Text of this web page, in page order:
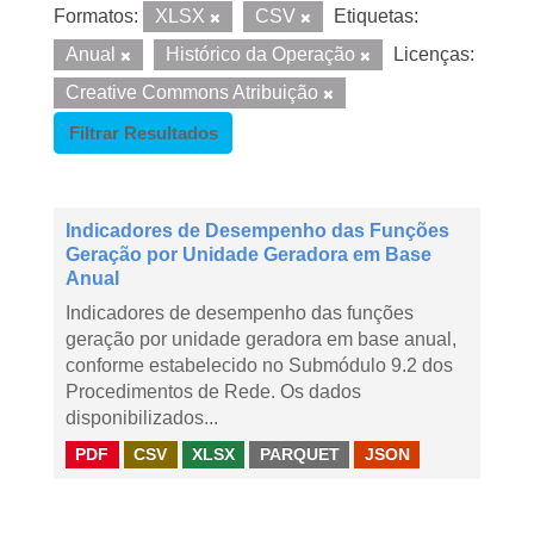
Formatos: XLSX CSV
Etiquetas:
Anual
Histórico da Operação
Licenças:
Creative Commons Atribuição
Filtrar Resultados
Indicadores de Desempenho das Funções
Geração por Unidade Geradora em Base
Anual
Indicadores de desempenho das funções
geração por unidade geradora em base anual,
conforme estabelecido no Submódulo 9.2 dos
Procedimentos de Rede. Os dados
disponibilizados...
PDF CSV XLSX PARQUET JSON